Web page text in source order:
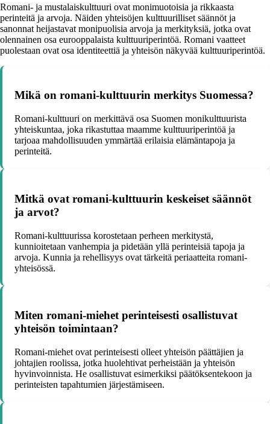
Romani- ja mustalaiskulttuuri ovat monimuotoisia ja rikkaasta
perinteitä ja arvoja. Näiden yhteisöjen kulttuurilliset säännöt ja
sanonnat heijastavat monipuolisia arvoja ja merkityksiä, jotka ovat
olennainen osa eurooppalaista kulttuuriperintöä. Romani vaatteet
puolestaan ovat osa identiteettiä ja yhteisön näkyvää kulttuuriperintöä.
Mikä on romani-kulttuurin merkitys Suomessa?
Romani-kulttuuri on merkittävä osa Suomen monikulttuurista
yhteiskuntaa, joka rikastuttaa maamme kulttuuriperintöä ja
tarjoaa mahdollisuuden ymmärtää erilaisia elämäntapoja ja
perinteitä.
Mitkä ovat romani-kulttuurin keskeiset säännöt
ja arvot?
Romani-kulttuurissa korostetaan perheen merkitystä,
kunnioitetaan vanhempia ja pidetään yllä perinteisiä tapoja ja
arvoja. Kunnia ja rehellisyys ovat tärkeitä periaatteita romani-
yhteisössä.
Miten romani-miehet perinteisesti osallistuvat
yhteisön toimintaan?
Romani-miehet ovat perinteisesti olleet yhteisön päättäjien ja
johtajien roolissa, jotka huolehtivat perheistään ja yhteisön
hyvinvoinnista. He osallistuvat esimerkiksi päätöksentekoon ja
perinteisten tapahtumien järjestämiseen.